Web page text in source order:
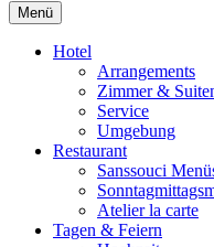
Menü
Hotel
Arrangements
Zimmer &
Service
Umgebung
Restaurant
Sanssouci
Atelier la carte
Tagen & Feiern